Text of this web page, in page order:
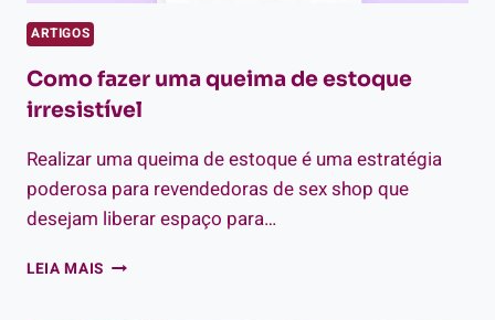
ARTIGOS
Como fazer uma queima de estoque
irresistível
Realizar uma queima de estoque é uma estratégia
poderosa para revendedoras de sex shop que
desejam liberar espaço para…
LEIA MAIS COMO